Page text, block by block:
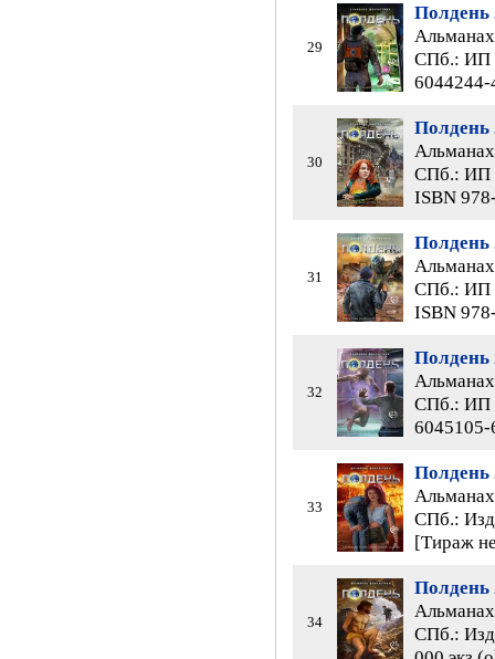
29
Полдень
СПб.: ИП
6044244-
30
Полдень
СПб.: ИП
ISBN
31
Полдень
СПб.: ИП
ISBN
32
Полдень
СПб.: ИП
6045105-
33
Полдень
СПб.:
[Тираж
34
Полдень
СПб.: